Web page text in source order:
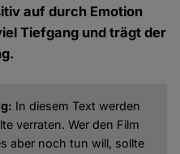
auf durch Emotion
Tiefgang und trägt der
In diesem Text werden
verraten. Wer den Film
aber noch tun will, sollte